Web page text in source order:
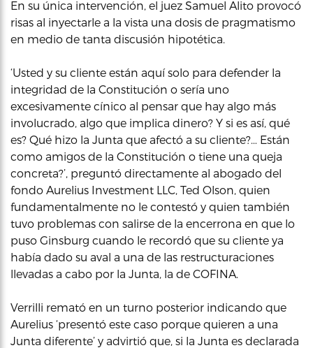
En su única intervención, el juez Samuel Alito provocó
risas al inyectarle a la vista una dosis de pragmatismo
en medio de tanta discusión hipotética.
‘Usted y su cliente están aquí solo para defender la
integridad de la Constitución o sería uno
excesivamente cínico al pensar que hay algo más
involucrado, algo que implica dinero? Y si es así, qué
es? Qué hizo la Junta que afectó a su cliente?… Están
como amigos de la Constitución o tiene una queja
concreta?’, preguntó directamente al abogado del
fondo Aurelius Investment LLC, Ted Olson, quien
fundamentalmente no le contestó y quien también
tuvo problemas con salirse de la encerrona en que lo
puso Ginsburg cuando le recordó que su cliente ya
había dado su aval a una de las restructuraciones
llevadas a cabo por la Junta, la de COFINA.
Verrilli remató en un turno posterior indicando que
Aurelius ‘presentó este caso porque quieren a una
Junta diferente’ y advirtió que, si la Junta es declarada